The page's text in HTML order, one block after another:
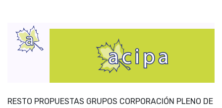
RESTO PROPUESTAS GRUPOS CORPORACIÓN PLENO DE